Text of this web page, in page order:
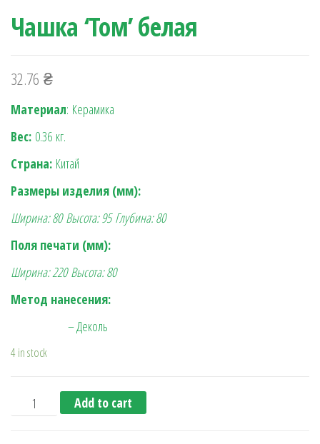
Чашка ‘Том’ белая
32.76 ₴
Материал: Керамика
Вес: 0.36 кг.
Страна: Китай
Размеры изделия (мм):
Ширина: 80Высота: 95Глубина: 80
Поля печати (мм):
Ширина: 220Высота: 80
Метод нанесения:
– Деколь
4 in stock
Чашка 'Том' белая quantity
Add to cart